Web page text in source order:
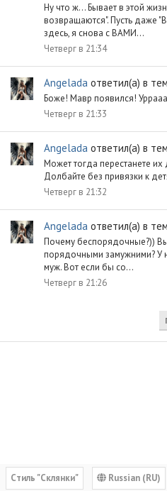
Ну что ж... Бывает в этой
возвращаются". Пусть даже
здесь, я снова с ВАМИ...
Четверг в 21:34
Angelada ответил(а) в
Боже! Мавр появился!
Четверг в 21:33
Angelada ответил(а) в
Может тогда перестанете
Долбайте без привязки к
Четверг в 21:32
Angelada ответил(а) в
Почему беспорядочные?))
порядочными замужними? У
муж. Вот если бы со...
Четверг в 21:26
Cтиль "Склянки" Russian (RU)